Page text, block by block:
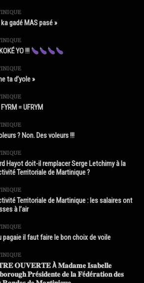
gadé MAS pasé »
YO !!!
ta d’yole »
= UFRYM
? Non. Des voleurs !!!
Hayot doit-il remplacer Serge Letchimy à la
Territoriale de Martinique ?
Territoriale de Martinique : les salaires ont
à l’air
pagaie il faut faire le bon choix de voile
𝐎𝐔𝐕𝐄𝐑𝐓𝐄 À 𝐌𝐚𝐝𝐚𝐦𝐞 𝐈𝐬𝐚𝐛𝐞𝐥𝐥𝐞
𝐏𝐫é𝐬𝐢𝐝𝐞𝐧𝐭𝐞 𝐝𝐞 𝐥𝐚 𝐅é𝐝é𝐫𝐚𝐭𝐢𝐨𝐧 𝐝𝐞𝐬